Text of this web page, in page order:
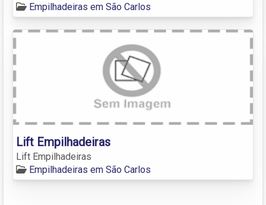
Empilhadeiras em São Carlos
Lift Empilhadeiras
Lift Empilhadeiras
Empilhadeiras em São Carlos